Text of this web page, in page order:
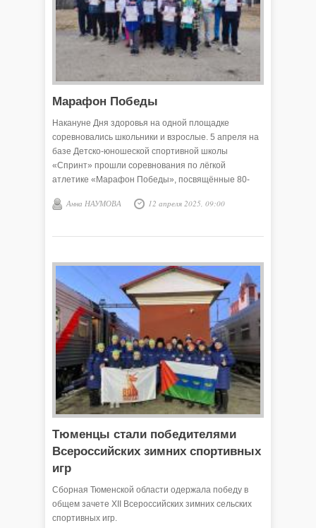
Марафон Победы
Накануне Дня здоровья на одной площадке
соревновались школьники и взрослые. 5 апреля на
базе Детско-юношеской спортивной школы
«Спринт» прошли соревнования по лёгкой
атлетике «Марафон Победы», посвящённые 80-
Анна НАУМОВА 12 апреля 2025, 09:00
Тюменцы стали победителями
Всероссийских зимних спортивных
игр
Сборная Тюменской области одержала победу в
общем зачете XII Всероссийских зимних сельских
спортивных игр.